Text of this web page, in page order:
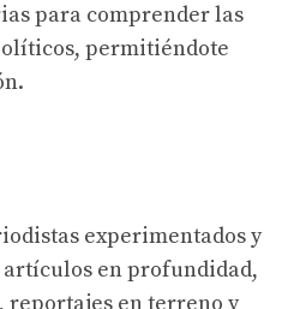
para comprender las
permitiéndote
experimentados y
en profundidad,